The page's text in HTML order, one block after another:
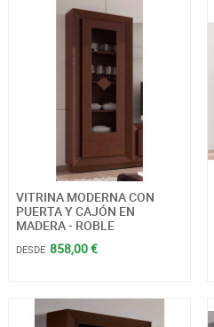
VITRINA MODERNA CON
PUERTA Y CAJÓN EN
MADERA - ROBLE
DESDE 858,00 €